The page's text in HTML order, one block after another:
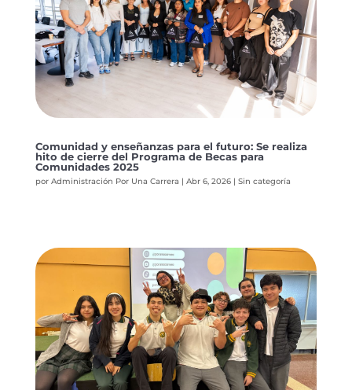
Comunidad y enseñanzas para el futuro: Se realiza
hito de cierre del Programa de Becas para
Comunidades 2025
por Administración Por Una Carrera | Abr 6, 2026| Sin categoría